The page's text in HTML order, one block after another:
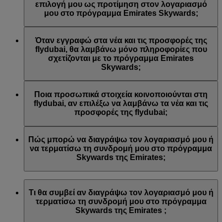
Emirates ή/και της flydubai. Οι προτιμήσεις επικοινωνίας σας
ενημερώθηκαν αναλόγως.
επιλογή μου ως προτίμηση στον λογαριασμό
μου στο πρόγραμμα Emirates Skywards;
χρησιμοποιήσατε είναι συνδεδεμένη με πολλούς αριθμούς
μελών του προγράμματος Emirates Skywards ή γιατί το
όνομα που δώσατε δεν αντιστοιχεί με το όνομα του
λογαριασμού σας στο πρόγραμμα Emirates Skywards.
Skywards και ενημερώστε τις εγγραφές σε λίστες email στις
Προσωπικές προτιμήσεις.
Όταν εγγραφώ στα νέα και τις προσφορές της
flydubai, θα λαμβάνω μόνο πληροφορίες που
σχετίζονται με το πρόγραμμα Emirates
Skywards;
συμπεριλαμβανομένων των προωθητικών ενεργειών από τη
flydubai και τη flydubai Holidays.
Ποια προσωπικά στοιχεία κοινοποιούνται στη
flydubai, αν επιλέξω να λαμβάνω τα νέα και τις
προσφορές της flydubai;
email σας προκειμένου να λαμβάνετε τέτοιου είδους
ενημερωτικά δελτία. Η flydubai είναι υπεύθυνη για την
επεξεργασία των προσωπικών σας στοιχείων σύμφωνα με
Πώς μπορώ να διαγράψω τον λογαριασμό μου ή
να τερματίσω τη συνδρομή μου στο πρόγραμμα
Skywards της Emirates;
τερματίσετε τη συνδρομή σας στο πρόγραμμα Skywards της
Emirates ανά πάσα στιγμή με τους εξής τρόπους:
Τι θα συμβεί αν διαγράψω τον λογαριασμό μου ή
τερματίσω τη συνδρομή μου στο πρόγραμμα
Skywards της Emirates ;